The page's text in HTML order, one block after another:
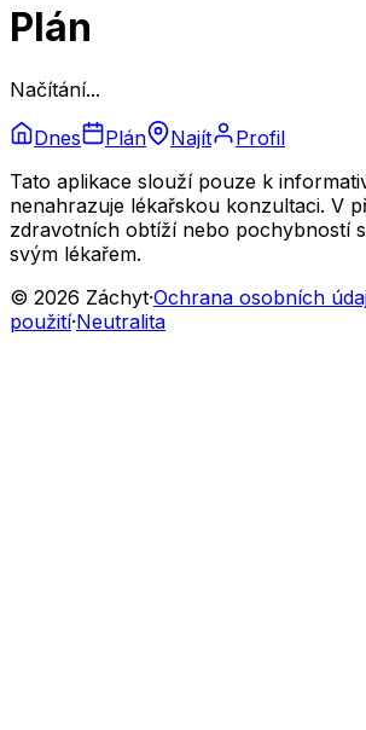
Plán
Načítání...
Dnes
Plán Najít
Profil
Tato aplikace slouží pouze k
nenahrazuje lékařskou konzultaci. V
zdravotních obtíží nebo pochybností
svým lékařem.
© 2026 Záchyt·Ochrana osobních
použití·Neutralita